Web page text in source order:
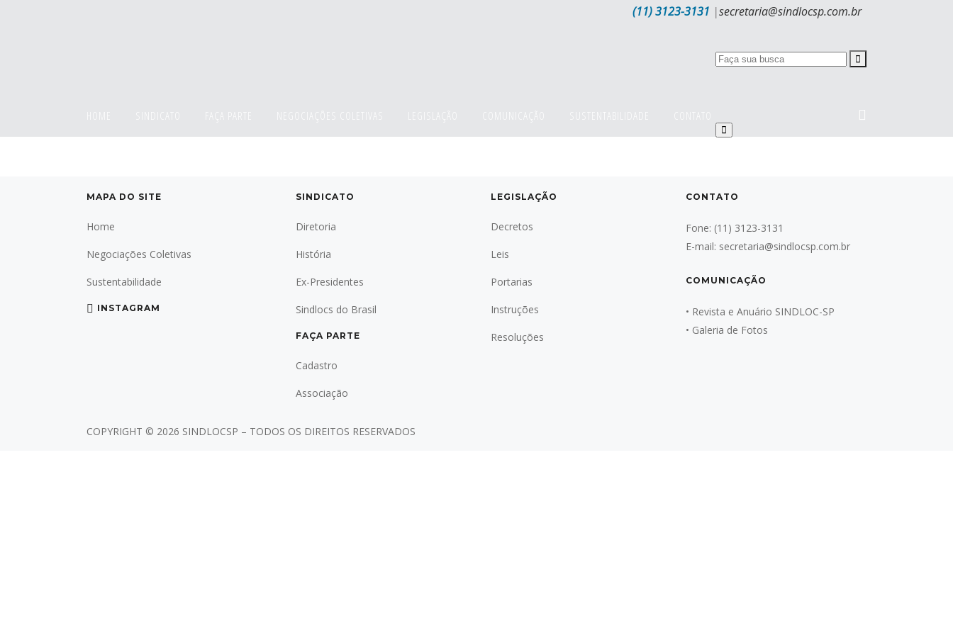
(11) 3123-3131 |secretaria@sindlocsp.com.br
SINDICATO FAÇA PARTE NEGOCIAÇÕES COLETIVAS SUSTENTABILIDADE CONTATO
MAPA DO SITE
Home
Negociações Coletivas
Sustentabilidade
INSTAGRAM
SINDICATO
Diretoria
História
Ex-Presidentes
Sindlocs do Brasil
FAÇA PARTE
Cadastro
Associação
LEGISLAÇÃO
Decretos
Leis
Portarias
Instruções
Resoluções
CONTATO
Fone: (11) 3123-3131
E-mail: secretaria@sindlocsp.com.br
COMUNICAÇÃO
• Revista e Anuário SINDLOC-SP
• Galeria de Fotos
COPYRIGHT © 2026 SINDLOCSP – TODOS OS DIREITOS RESERVADOS